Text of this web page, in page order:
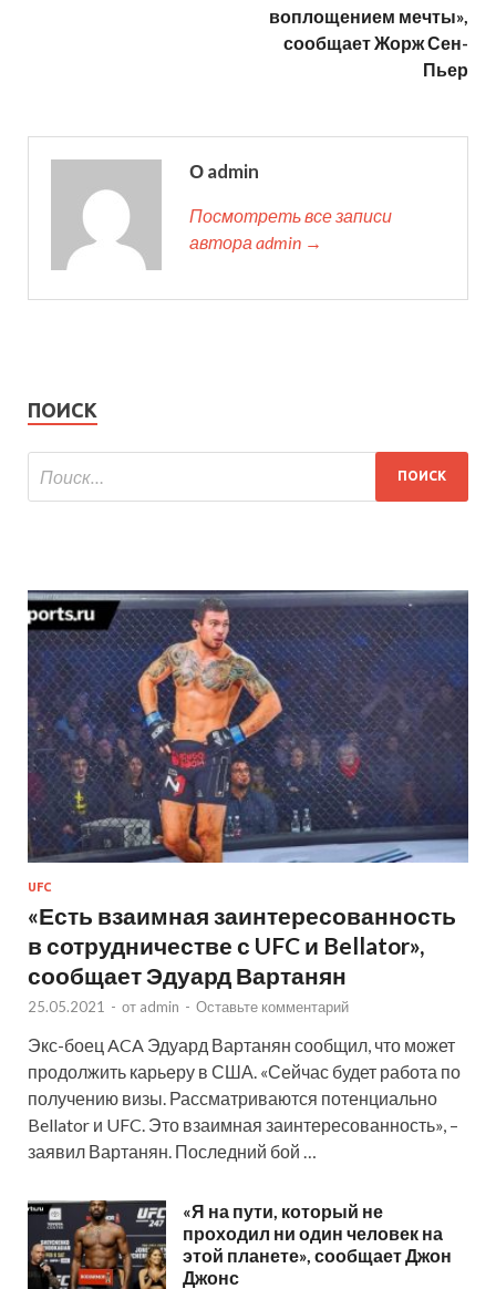
воплощением мечты»,
сообщает Жорж Сен-
Пьер
О admin
Посмотреть все записи
автора admin →
ПОИСК
UFC
«Есть взаимная заинтересованность
в сотрудничестве с UFC и Bellator»,
сообщает Эдуард Вартанян
25.05.2021 - от admin - Оставьте комментарий
Экс-боец ACA Эдуард Вартанян сообщил, что может
продолжить карьеру в США. «Сейчас будет работа по
получению визы. Рассматриваются потенциально
Bellator и UFC. Это взаимная заинтересованность», –
заявил Вартанян. Последний бой …
«Я на пути, который не
проходил ни один человек на
этой планете», сообщает Джон
Джонс